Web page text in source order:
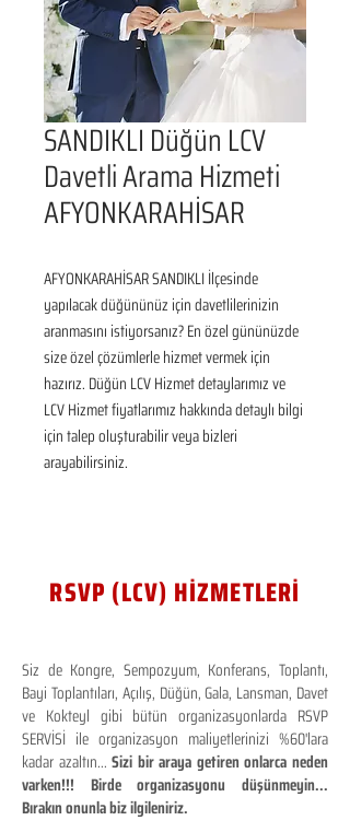
SANDIKLI Düğün LCV
Davetli Arama Hizmeti
AFYONKARAHİSAR
AFYONKARAHİSAR SANDIKLI İlçesinde
yapılacak düğününüz için davetlilerinizin
aranmasını istiyorsanız? En özel gününüzde
size özel çözümlerle hizmet vermek için
hazırız. Düğün LCV Hizmet detaylarımız ve
LCV Hizmet fiyatlarımız hakkında detaylı bilgi
için talep oluşturabilir veya bizleri
arayabilirsiniz.
RSVP (LCV) HİZMETLERİ
Siz de Kongre, Sempozyum, Konferans, Toplantı,
Bayi Toplantıları, Açılış, Düğün, Gala, Lansman, Davet
ve Kokteyl gibi bütün organizasyonlarda RSVP
SERVİSİ ile organizasyon maliyetlerinizi %60'lara
kadar azaltın...Sizi bir araya getiren onlarca neden
varken!!! Birde organizasyonu düşünmeyin...
Bırakın onunla biz ilgileniriz.